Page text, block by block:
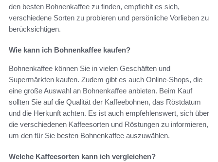
den besten Bohnenkaffee zu finden, empfiehlt es sich,
verschiedene Sorten zu probieren und persönliche Vorlieben zu
berücksichtigen.
Wie kann ich Bohnenkaffee kaufen?
Bohnenkaffee können Sie in vielen Geschäften und
Supermärkten kaufen. Zudem gibt es auch Online-Shops, die
eine große Auswahl an Bohnenkaffee anbieten. Beim Kauf
sollten Sie auf die Qualität der Kaffeebohnen, das Röstdatum
und die Herkunft achten. Es ist auch empfehlenswert, sich über
die verschiedenen Kaffeesorten und Röstungen zu informieren,
um den für Sie besten Bohnenkaffee auszuwählen.
Welche Kaffeesorten kann ich vergleichen?